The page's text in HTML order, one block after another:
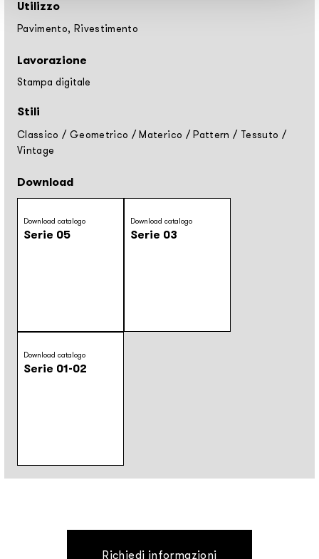
Utilizzo
Pavimento, Rivestimento
Lavorazione
Stampa digitale
Stili
Classico / Geometrico /Materico /Pattern / Tessuto /
Vintage
Download
Download catalogo
Serie 05
Download catalogo
Serie 03
Download catalogo
Serie 01-02
Richiedi informazioni